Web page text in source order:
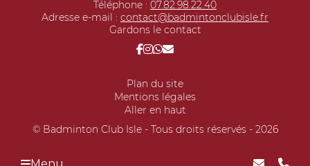
Téléphone : 07.82.98.22.40
Adresse e-mail : contact@badmintonclubisle.fr
Gardons le contact
Plan du site
Mentions légales
Aller en haut
© Badminton Club Isle - Tous droits réservés - 2026